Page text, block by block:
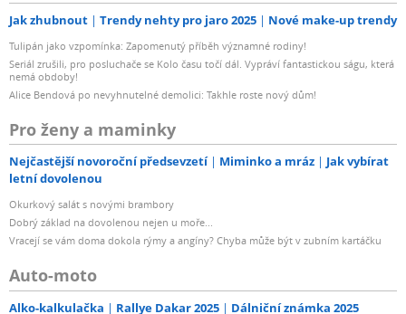
Jak zhubnout Trendy nehty pro jaro 2025 Nové make-up trendy
Tulipán jako vzpomínka: Zapomenutý příběh významné rodiny!
Seriál zrušili, pro posluchače se Kolo času točí dál. Vypráví fantastickou ságu, která
nemá obdoby!
Alice Bendová po nevyhnutelné demolici: Takhle roste nový dům!
Pro ženy a maminky
Nejčastější novoroční předsevzetí Miminko a mráz
Jak vybírat
letní dovolenou
Okurkový salát s novými brambory
Dobrý základ na dovolenou nejen u moře...
Vracejí se vám doma dokola rýmy a angíny? Chyba může být v zubním kartáčku
Auto-moto
Alko-kalkulačka Rallye Dakar 2025 Dálniční známka 2025